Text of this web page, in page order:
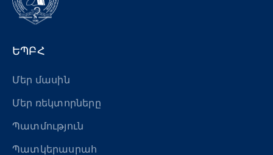
ԵՊԲՀ
Մեր մասին
Մեր ռեկտորները
Պատմություն
Պատկերասրահ